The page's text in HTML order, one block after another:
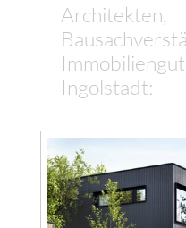
Architekten,
Ingolstadt: